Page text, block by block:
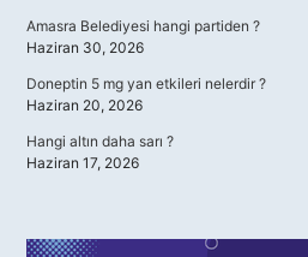
Amasra Belediyesi hangi partiden ?
Haziran 30, 2026
Doneptin 5 mg yan etkileri nelerdir ?
Haziran 20, 2026
Hangi altın daha sarı ?
Haziran 17, 2026